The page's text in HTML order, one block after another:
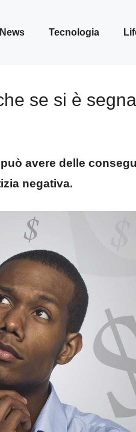
News Tecnologia
se si è
avere delle
negativa.